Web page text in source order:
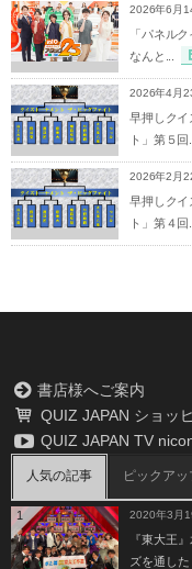
2026年6月
「パネル
なんと...
2026年4月
早押しクイ
ト」第５回...
2026年2月
早押しクイ
ト」第４回...
書店様へご案内
QUIZ JAPAN ショッ
QUIZ JAPAN TV
人気の記事 ピックアッ
2020年3月
『東大王
ズを通した
1